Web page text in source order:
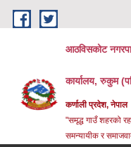
Skip to main content
आठविसकोट
कार्यालय, रुकुम
कर्णाली प्रदेश, नेपाल
"समृद्ध गाउँ शहरको
समन्यायीक र